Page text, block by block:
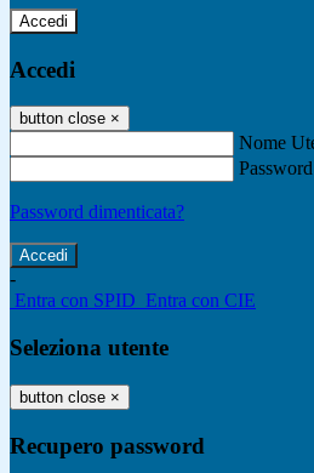
Accedi
Accedi
button close ×
Nome
Password
Password dimenticata?
-
Entra con SPID Entra con CIE
Seleziona utente
button close ×
Recupero password